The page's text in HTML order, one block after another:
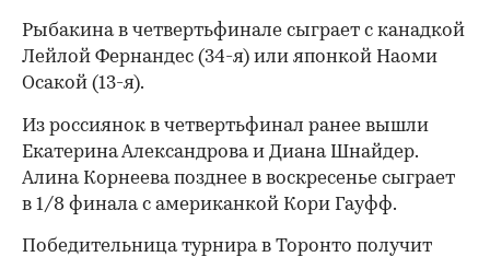
Рыбакина в четвертьфинале сыграет с канадкой
Лейлой Фернандес (34-я) или японкой Наоми
Осакой (13-я).
Из россиянок в четвертьфинал ранее вышли
Екатерина Александрова и Диана Шнайдер.
Алина Корнеева позднее в воскресенье сыграет
в 1/8 финала с американкой Кори Гауфф.
Победительница турнира в Торонто получит